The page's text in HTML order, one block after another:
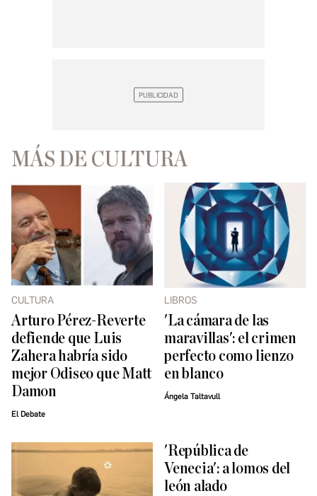
MÁS DE CULTURA
CULTURA
Arturo Pérez-Reverte
defiende que Luis
Zahera habría sido
mejor Odiseo que Matt
Damon
El Debate
LIBROS
'La cámara de las
maravillas': el crimen
perfecto como lienzo
en blanco
Ángela Taltavull
'República de
Venecia': a lomos del
león alado